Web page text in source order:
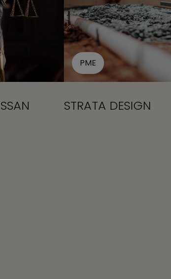
PME
STRATA DESIGN